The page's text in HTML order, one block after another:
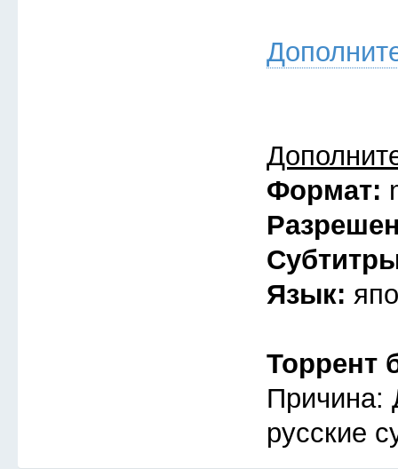
Формат:
Язык:
Торрент
Причина:
русские